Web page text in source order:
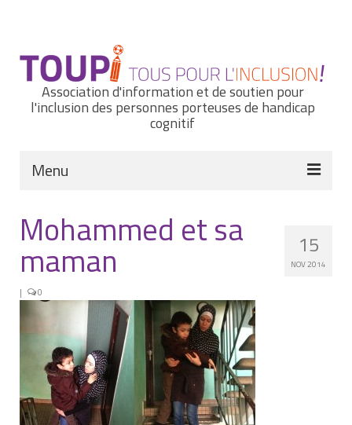
Association d'information et de soutien pour
l'inclusion des personnes porteuses de handicap
cognitif
Menu
Actualités
Nous connaître
Notre histoire
Nos missions et nos valeurs
Notre équipe
Nous contacter
Nos partenaires
15
NOV 2014
Mohammed et sa
maman
| 0